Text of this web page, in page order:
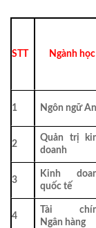
STT Ngành học
1 Ngôn ngữ
2
Quản trị
doanh
3
Kinh
quốc tế
4
Tài
Ngân hàng